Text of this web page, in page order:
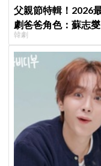
父親節特輯！2026
劇爸爸角色：蘇志
命都可以不要
韓劇